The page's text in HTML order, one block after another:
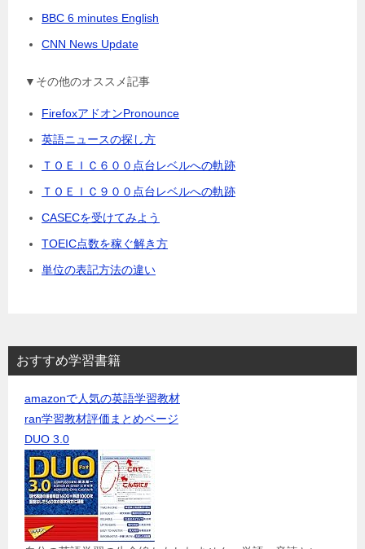
BBC 6 minutes English
CNN News Update
▼その他のオススメ記事
FirefoxアドオンPronounce
英語ニュースの探し方
ＴＯＥＩＣ６００点台レベルへの軌跡
ＴＯＥＩＣ９００点台レベルへの軌跡
CASECを受けてみよう
TOEIC点数を稼ぐ解き方
単位の表記方法の違い
おすすめ学習書籍
amazonで人気の英語学習教材
ran学習教材評価まとめページ
DUO 3.0